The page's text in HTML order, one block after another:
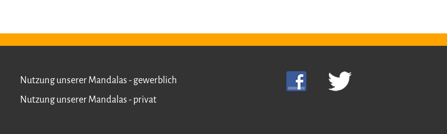
Nutzung unserer Mandalas - gewerblich
Nutzung unserer Mandalas - privat